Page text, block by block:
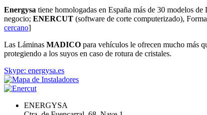
Energysa tiene homologadas en España más de 30 modelos de
negocio; ENERCUT (software de corte computerizado),
cercano]
Las Láminas MADICO para vehículos le ofrecen mucho más
protegiendo a los suyos en caso de rotura de cristales.
Skype: energysa.es
ENERGYSA